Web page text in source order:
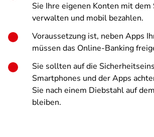
Sie Ihre eigenen Konten mit dem
verwalten und mobil bezahlen.
Voraussetzung ist, neben Apps
müssen das Online-Banking
Sie sollten auf die
Smartphones und der Apps
Sie nach einem Diebstahl auf
bleiben.